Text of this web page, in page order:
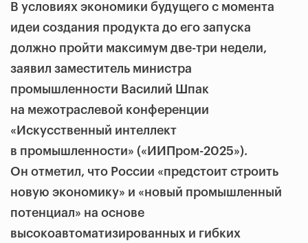
В условиях экономики будущего с момента
идеи создания продукта до его запуска
должно пройти максимум две-три недели,
заявил заместитель министра
промышленности Василий Шпак
на межотраслевой конференции
«Искусственный интеллект
в промышленности» («ИИПром-2025»).
Он отметил, что России «предстоит строить
новую экономику» и «новый промышленный
потенциал» на основе
высокоавтоматизированных и гибких